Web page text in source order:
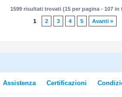
1599 risultati trovati (15 per pagina - 107 in
1 2 3 4 5 Avanti »
Assistenza Certificazioni